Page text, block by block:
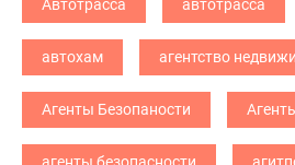
Автотрасса автотрасса
автохам агентство
Агенты Безопаности